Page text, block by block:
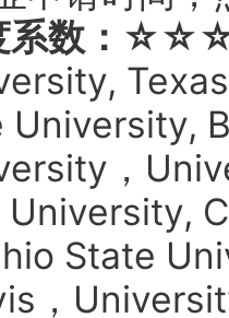
系数：
University,
，
State
，